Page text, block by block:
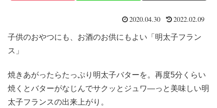
2020.04.30 2022.02.09
子供のおやつにも、お酒のお供にもよい「明太子フラン
ス」
焼きあがったらたっぷり明太子バターを。再度5分くらい
焼くとバターがなじんでサクッとジュワ―っと美味しい明
太子フランスの出来上がり。